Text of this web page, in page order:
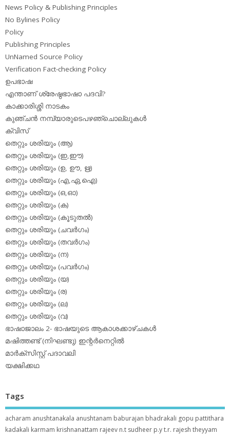
News Policy & Publishing Principles
No Bylines Policy
Policy
Publishing Principles
UnNamed Source Policy
Verification Fact-checking Policy
ഉപഭാഷ
എന്താണ് ശ്രേഷ്ഠഭാഷാ പദവി?
കാക്കാരിശ്ശി നാടകം
കുഞ്ചന്‍ നമ്പ്യാരുടെപഴഞ്ചൊല്ലുകള്‍
ക്വിസ്
തെറ്റും ശരിയും (ആ)
തെറ്റും ശരിയും (ഇ,ഈ)
തെറ്റും ശരിയും (ഉ, ഊ, ഋ)
തെറ്റും ശരിയും (എ,ഏ,ഐ)
തെറ്റും ശരിയും (ഒ,ഓ)
തെറ്റും ശരിയും (ക)
തെറ്റും ശരിയും (കൂടുതല്‍)
തെറ്റും ശരിയും (ചവര്‍ഗം)
തെറ്റും ശരിയും (തവര്‍ഗം)
തെറ്റും ശരിയും (ന)
തെറ്റും ശരിയും (പവര്‍ഗം)
തെറ്റും ശരിയും (യ)
തെറ്റും ശരിയും (ര)
തെറ്റും ശരിയും (ല)
തെറ്റും ശരിയും (വ)
ഭാഷാജാലം 2- ഭാഷയുടെ ആകാശക്കാഴ്ചകള്‍
മഷിത്തണ്ട് (നിഘണ്ടു) ഇന്റര്‍നെറ്റില്‍
മാര്‍ക്‌സിസ്റ്റ് പദാവലി
യക്ഷിക്കഥ
Tags
acharam anushtanakala anushtanam baburajan bhadrakali gopu pattithara
kadakali karmam krishnanattam rajeev n.t sudheer p.yt.r. rajesh theyyam